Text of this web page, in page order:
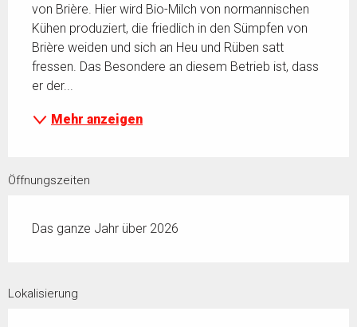
von Brière. Hier wird Bio-Milch von normannischen
Kühen produziert, die friedlich in den Sümpfen von
Brière weiden und sich an Heu und Rüben satt
fressen. Das Besondere an diesem Betrieb ist, dass
er der...
Mehr anzeigen
Öffnungszeiten
Das ganze Jahr über 2026
Lokalisierung